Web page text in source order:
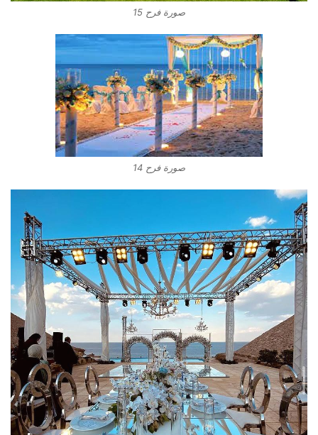
صورة فرح 15
صورة فرح 14